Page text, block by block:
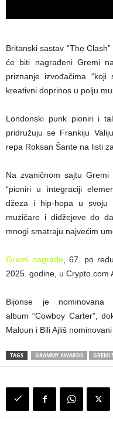
Britanski sastav “The
će biti nagrađeni Gremi
priznanje izvođačima
kreativni doprinos u polju
Londonski punk pioniri i
pridružuju se Frankiju
repa Roksan Šante na listi
Na zvaničnom sajtu Gremi
“pioniri u integraciji
džeza i hip-hopa u svoju
muzičare i didžejeve do
mnogi smatraju najvećim
Gremi nagrade, 67. po
2025. godine, u Crypto.com
Bijonse je
album “Cowboy Carter”,
Maloun i Bili Ajliš
TAGS GRAMMY AWARDS GREMI